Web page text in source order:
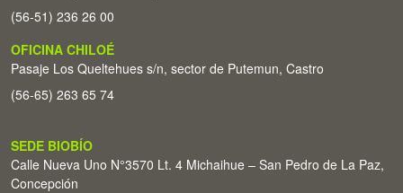
(56-51) 236 26 00
OFICINA CHILOÉ
Pasaje Los Queltehues s/n, sector de Putemun, Castro
(56-65) 263 65 74
SEDE BIOBÍO
Calle Nueva Uno N°3570 Lt. 4 Michaihue – San Pedro de La Paz,
Concepción